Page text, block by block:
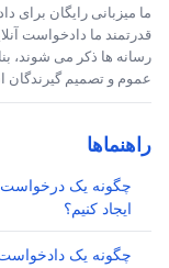
ما میزبانی رایگان برای
قدرتمند ما دادخواست
رسانه ها ذکر می شوند،
عموم و تصمیم
راهنماها
چگونه یک درخواست
ایجاد کنیم؟
چگونه یک